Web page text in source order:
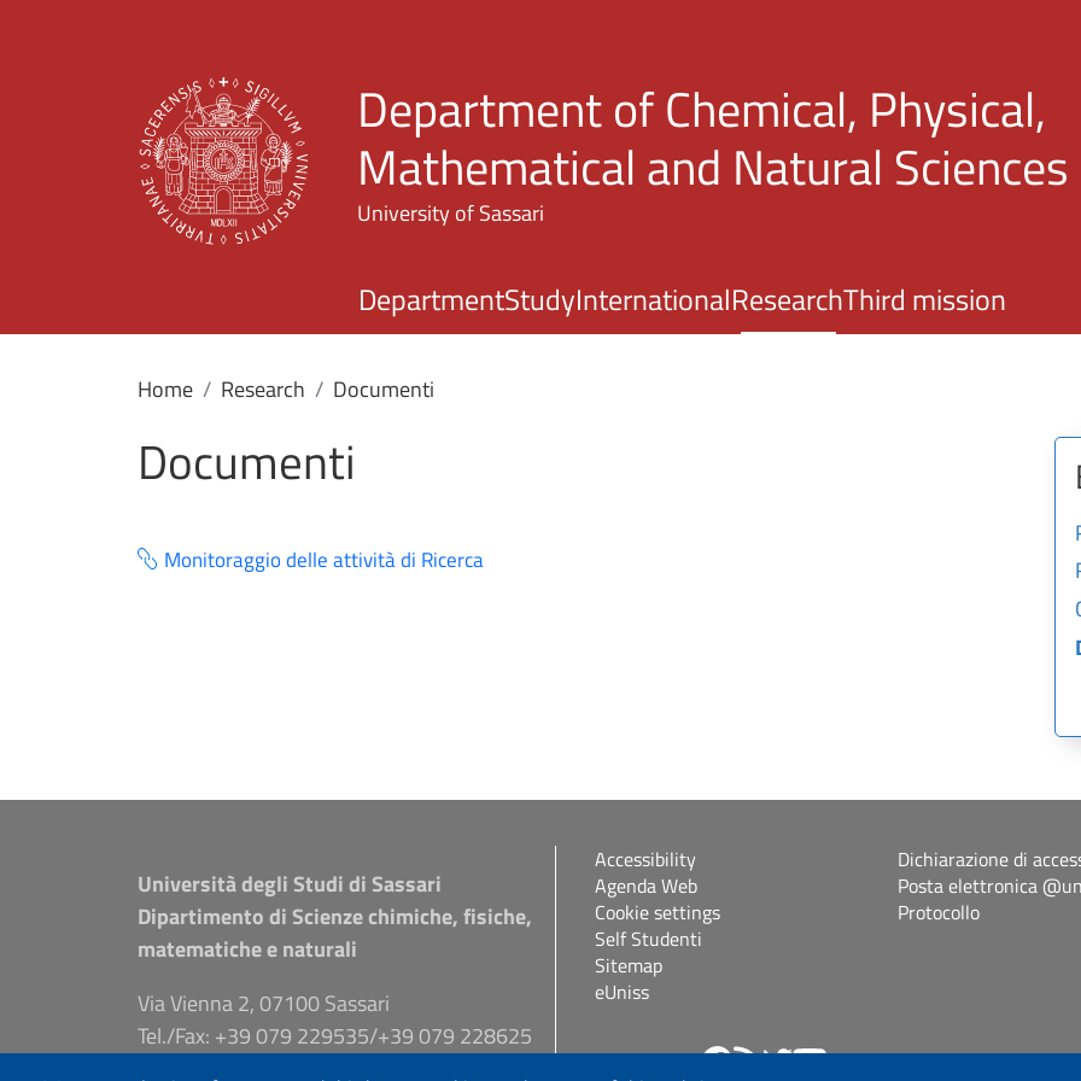
Department of Chemical, Physical,
Mathematical and Natural Sciences
University of Sassari
DepartmentStudyInternationalResearchThird mission
Home Research Documenti
Documenti
Monitoraggio delle attività di Ricerca
Università degli Studi di Sassari
Dipartimento di Scienze chimiche, fisiche,
matematiche e naturali
Via Vienna 2, 07100 Sassari
Tel./Fax: +39 079 229535/+39 079 228625
Accessibility
Agenda Web
Cookie settings
Self Studenti
Sitemap
eUniss
Dichiarazione di
Posta elettronica
Protocollo
Follow us